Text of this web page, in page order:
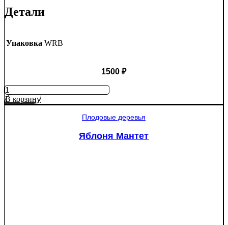
Детали
Упаковка WRB
1500 ₽
Количество
товара
Ель
В корзину
Плодовые деревья
Яблоня Мантет